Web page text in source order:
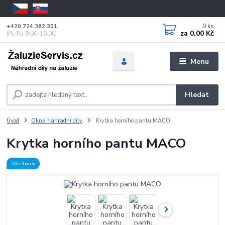
Menu
Hledat
+420 724 362 301
(Po-Pá 9:00-16:00)
0 ks
za 0,00 Kč
Úvod Okna náhradní díly Krytka horního pantu MACO
Krytka horního pantu MACO
Více barev